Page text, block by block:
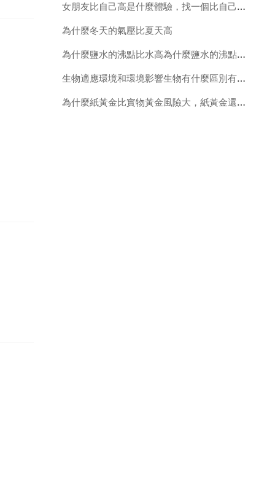
女朋友比自己高是什麼體驗，找一個比自己高的女朋友是一種什麼體驗
為什麼冬天的氣壓比夏天高
為什麼鹽水的沸點比水高為什麼鹽水的沸點比水高，凝固點比水底
生物適應環境和環境影響生物有什麼區別有例項最好
為什麼紙黃金比實物黃金風險大，紙黃金還是實物黃金更適合投資？區別在哪？